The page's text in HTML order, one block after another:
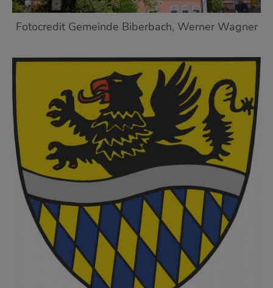
Fotocredit Gemeinde Biberbach, Werner Wagner